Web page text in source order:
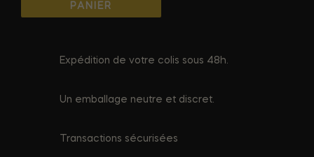
PANIER
Expédition de votre colis sous 48h.
Un emballage neutre et discret.
Transactions sécurisées